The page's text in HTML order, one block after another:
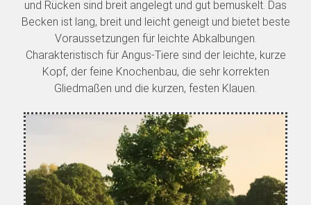
und Rücken sind breit angelegt und gut bemuskelt. Das
Becken ist lang, breit und leicht geneigt und bietet beste
Voraussetzungen für leichte Abkalbungen.
Charakteristisch für Angus-Tiere sind der leichte, kurze
Kopf, der feine Knochenbau, die sehr korrekten
Gliedmaßen und die kurzen, festen Klauen.